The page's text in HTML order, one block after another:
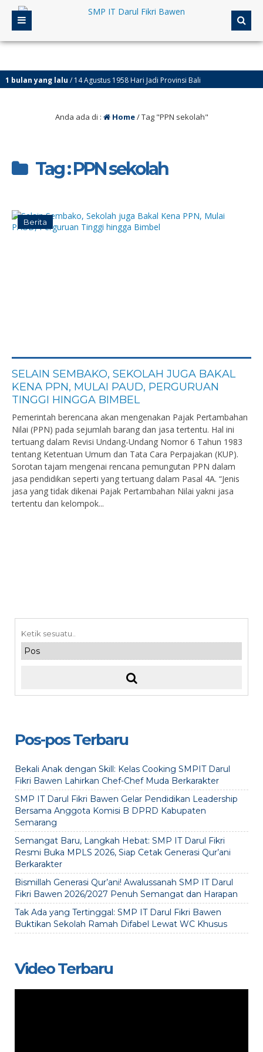
yang lalu/ 14 Agustus 1958 Hari Jadi Provinsi Bali
Anda ada di : Home/Tag "PPN sekolah"
Tag : PPN sekolah
Berita
SELAIN SEMBAKO, SEKOLAH JUGA BAKAL
KENA PPN, MULAI PAUD, PERGURUAN
TINGGI HINGGA BIMBEL
Pemerintah berencana akan mengenakan Pajak Pertambahan
Nilai (PPN) pada sejumlah barang dan jasa tertentu. Hal ini
tertuang dalam Revisi Undang-Undang Nomor 6 Tahun 1983
tentang Ketentuan Umum dan Tata Cara Perpajakan (KUP).
Sorotan tajam mengenai rencana pemungutan PPN dalam
jasa pendidikan seperti yang tertuang dalam Pasal 4A. “Jenis
jasa yang tidak dikenai Pajak Pertambahan Nilai yakni jasa
tertentu dan kelompok...
Pos-pos Terbaru
Bekali Anak dengan Skill: Kelas Cooking SMPIT Darul
Fikri Bawen Lahirkan Chef-Chef Muda Berkarakter
SMP IT Darul Fikri Bawen Gelar Pendidikan Leadership
Bersama Anggota Komisi B DPRD Kabupaten
Semarang
Semangat Baru, Langkah Hebat: SMP IT Darul Fikri
Resmi Buka MPLS 2026, Siap Cetak Generasi Qur’ani
Berkarakter
Bismillah Generasi Qur’ani! Awalussanah SMP IT Darul
Fikri Bawen 2026/2027 Penuh Semangat dan Harapan
Tak Ada yang Tertinggal: SMP IT Darul Fikri Bawen
Buktikan Sekolah Ramah Difabel Lewat WC Khusus
Video Terbaru